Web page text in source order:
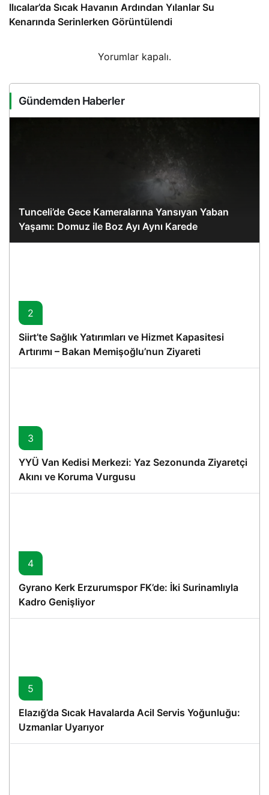
Ilıcalar’da Sıcak Havanın Ardından Yılanlar Su
Kenarında Serinlerken Görüntülendi
Yorumlar kapalı.
Gündemden Haberler
Tunceli’de Gece Kameralarına Yansıyan Yaban
Yaşamı: Domuz ile Boz Ayı Aynı Karede
2
Siirt’te Sağlık Yatırımları ve Hizmet Kapasitesi
Artırımı – Bakan Memişoğlu’nun Ziyareti
3
YYÜ Van Kedisi Merkezi: Yaz Sezonunda Ziyaretçi
Akını ve Koruma Vurgusu
4
Gyrano Kerk Erzurumspor FK’de: İki Surinamlıyla
Kadro Genişliyor
5
Elazığ’da Sıcak Havalarda Acil Servis Yoğunluğu:
Uzmanlar Uyarıyor